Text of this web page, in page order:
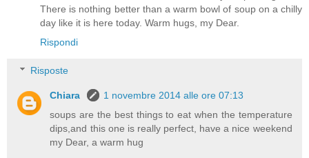
There is nothing better than a warm bowl of soup on a chilly
day like it is here today. Warm hugs, my Dear.
Rispondi
Risposte
Chiara
1 novembre 2014 alle ore 07:13
soups are the best things to eat when the temperature
dips,and this one is really perfect, have a nice weekend
my Dear, a warm hug